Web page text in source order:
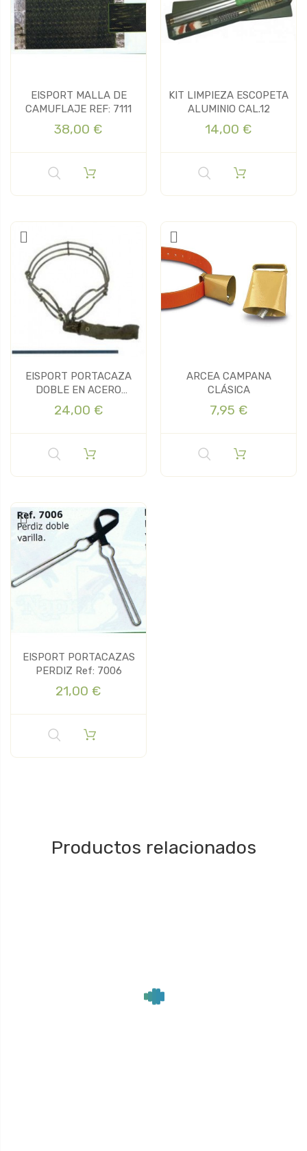
EISPORT MALLA DE
CAMUFLAJE REF: 7111
38,00 €
KIT LIMPIEZA ESCOPETA
ALUMINIO CAL.12
14,00 €
EISPORT PORTACAZA
DOBLE EN ACERO
INOXIDABLE
24,00 €
ARCEA CAMPANA
CLÁSICA
7,95 €
EISPORT PORTACAZAS
PERDIZ Ref: 7006
21,00 €
Productos relacionados